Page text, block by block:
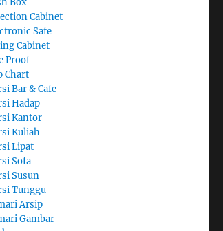
Box
Cabinet
Safe
Cabinet
Proof
Chart
Bar & Cafe
Hadap
Kantor
Kuliah
Lipat
Sofa
Susun
Tunggu
Arsip
Gambar